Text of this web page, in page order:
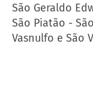
São Geraldo
São Piatão -
Vasnulfo e São